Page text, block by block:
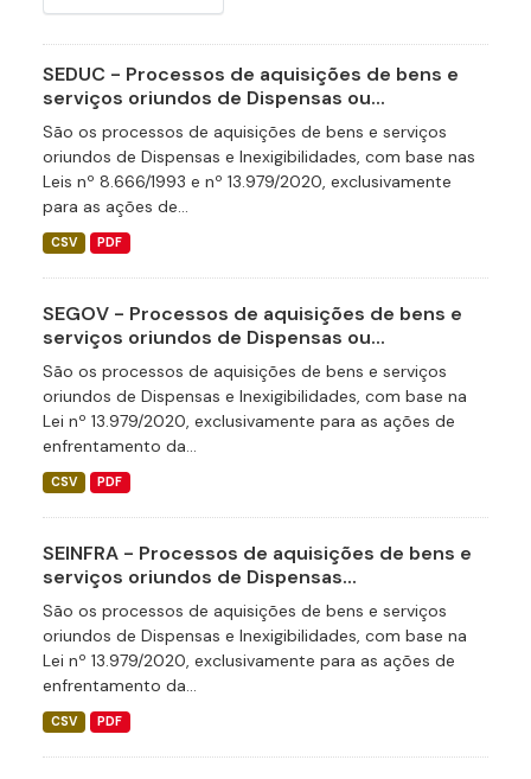
SEDUC - Processos de aquisições de bens e
serviços oriundos de Dispensas ou...
São os processos de aquisições de bens e serviços
oriundos de Dispensas e Inexigibilidades, com base nas
Leis nº 8.666/1993 e nº 13.979/2020, exclusivamente
para as ações de...
CSV PDF
SEGOV - Processos de aquisições de bens e
serviços oriundos de Dispensas ou...
São os processos de aquisições de bens e serviços
oriundos de Dispensas e Inexigibilidades, com base na
Lei nº 13.979/2020, exclusivamente para as ações de
enfrentamento da...
CSV PDF
SEINFRA - Processos de aquisições de bens e
serviços oriundos de Dispensas...
São os processos de aquisições de bens e serviços
oriundos de Dispensas e Inexigibilidades, com base na
Lei nº 13.979/2020, exclusivamente para as ações de
enfrentamento da...
CSV PDF